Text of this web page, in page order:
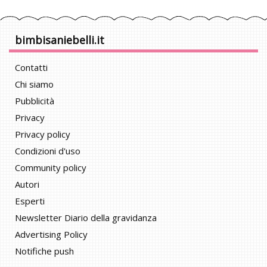
bimbisaniebelli.it
Contatti
Chi siamo
Pubblicità
Privacy
Privacy policy
Condizioni d'uso
Community policy
Autori
Esperti
Newsletter Diario della gravidanza
Advertising Policy
Notifiche push